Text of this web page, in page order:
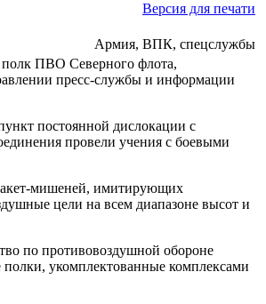
Версия для печати
Армия, ВПК, спецслужбы
полк ПВО Северного флота,
пресс-службы и информации
постоянной дислокации с
провели учения с боевыми
мишеней, имитирующих
цели на всем диапазоне высот и
по противовоздушной обороне
полки, укомплектованные комплексами